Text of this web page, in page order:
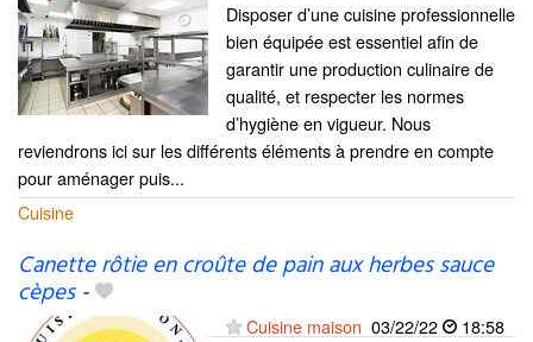
Disposer d’une cuisine professionnelle
bien équipée est essentiel afin de
garantir une production culinaire de
qualité, et respecter les normes
d’hygiène en vigueur. Nous
reviendrons ici sur les différents éléments à prendre en compte
pour aménager puis...
Cuisine
Canette rôtie en croûte de pain aux herbes sauce
cèpes-
Cuisine maison 03/22/22
18:58